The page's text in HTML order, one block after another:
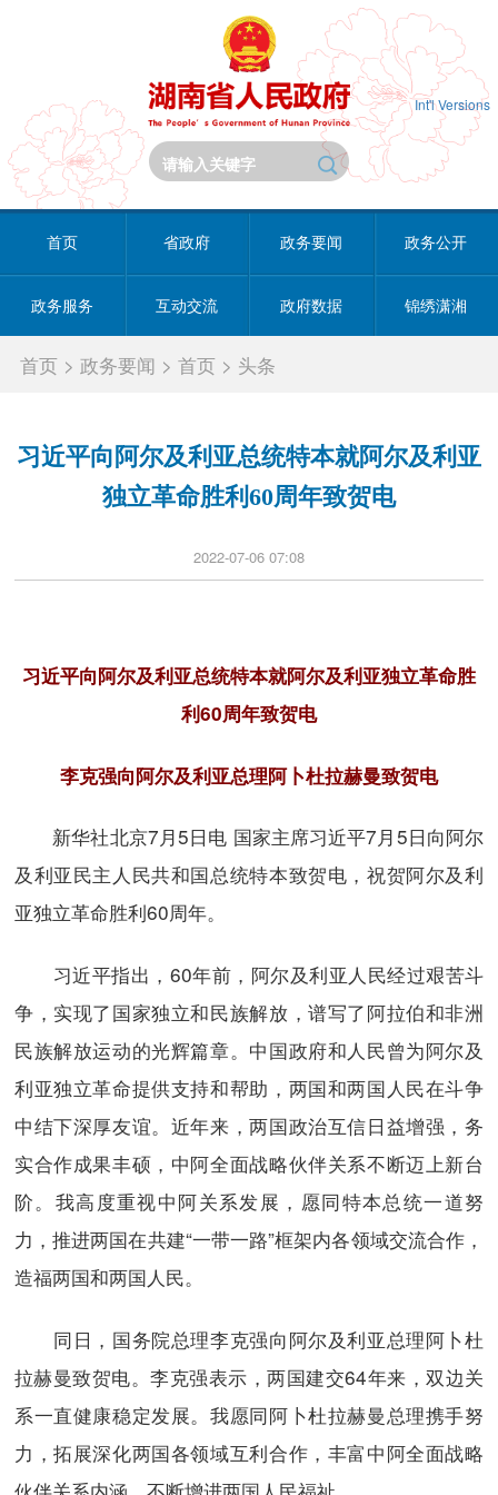
Int'l Versions
首页 省政府 政务要闻 政务公开
政务服务 互动交流 政府数据 锦绣潇湘
首页 >政务要闻 >首页 > 头条
习近平向阿尔及利亚总统特本就阿尔及利亚
独立革命胜利60周年致贺电
2022-07-06 07:08
习近平向阿尔及利亚总统特本就阿尔及利亚独立革命胜
利60周年致贺电
李克强向阿尔及利亚总理阿卜杜拉赫曼致贺电
新华社北京7月5日电 国家主席习近平7月5日向阿尔
及利亚民主人民共和国总统特本致贺电，祝贺阿尔及利
亚独立革命胜利60周年。
习近平指出，60年前，阿尔及利亚人民经过艰苦斗
争，实现了国家独立和民族解放，谱写了阿拉伯和非洲
民族解放运动的光辉篇章。中国政府和人民曾为阿尔及
利亚独立革命提供支持和帮助，两国和两国人民在斗争
中结下深厚友谊。近年来，两国政治互信日益增强，务
实合作成果丰硕，中阿全面战略伙伴关系不断迈上新台
阶。我高度重视中阿关系发展，愿同特本总统一道努
力，推进两国在共建“一带一路”框架内各领域交流合作，
造福两国和两国人民。
同日，国务院总理李克强向阿尔及利亚总理阿卜杜
拉赫曼致贺电。李克强表示，两国建交64年来，双边关
系一直健康稳定发展。我愿同阿卜杜拉赫曼总理携手努
力，拓展深化两国各领域互利合作，丰富中阿全面战略